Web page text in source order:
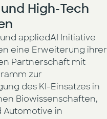
High-Tech
und appliedAI Initiative
eine Erweiterung ihrer
Partnerschaft mit
zur
des KI-Einsatzes in
Biowissenschaften,
Automotive in